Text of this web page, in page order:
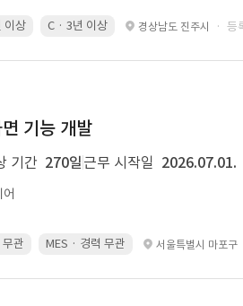
이상 C · 3년 이상 경상남도 진주시 · 등
기능 개발
기간 270일 근무 시작일 2026.07.01.
어
관 MES · 경력 무관 서울특별시 마포구